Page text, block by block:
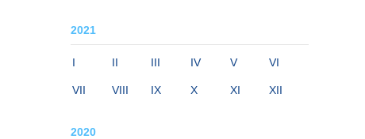
2021
I II III IV V VI
VII VIII IX X XI XII
2020